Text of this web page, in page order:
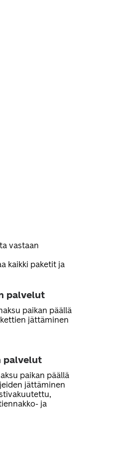
vastaan
kaikki paketit ja
palvelut
paikan päällä
jättäminen
palvelut
paikan päällä
jättäminen
ja